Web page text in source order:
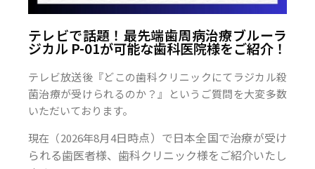
テレビで話題！最先端歯周病治療ブルーラ
ジカル P-01が可能な歯科医院様をご紹介！
テレビ放送後『どこの歯科クリニックにてラジカル殺
菌治療が受けられるのか？』というご質問を大変多数
いただいております。
現在（2026年8月4日時点）で日本全国で治療が受け
られる歯医者様、歯科クリニック様をご紹介いたし